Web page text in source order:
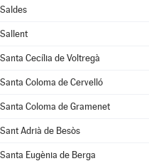
Saldes
Sallent
Santa Cecília de Voltregà
Santa Coloma de Cervelló
Santa Coloma de Gramenet
Sant Adrià de Besòs
Santa Eugènia de Berga